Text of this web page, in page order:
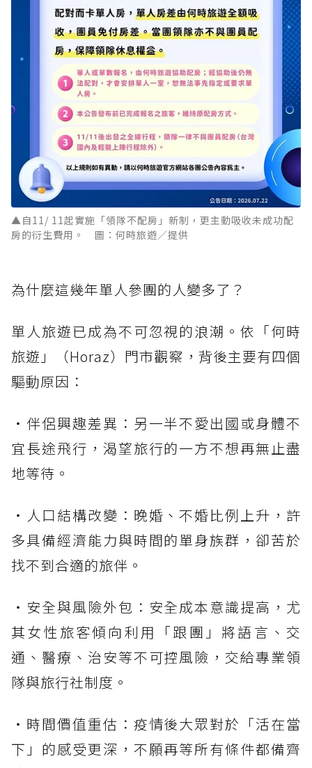
▲自11/ 11起實施「領隊不配房」新制，更主動吸收未成功配
房的衍生費用。 圖：何時旅遊／提供
為什麼這幾年單人參團的人變多了？
單人旅遊已成為不可忽視的浪潮。依「何時
旅遊」（Horaz）門市觀察，背後主要有四個
驅動原因：
・伴侶興趣差異：另一半不愛出國或身體不
宜長途飛行，渴望旅行的一方不想再無止盡
地等待。
・人口結構改變：晚婚、不婚比例上升，許
多具備經濟能力與時間的單身族群，卻苦於
找不到合適的旅伴。
・安全與風險外包：安全成本意識提高，尤
其女性旅客傾向利用「跟團」將語言、交
通、醫療、治安等不可控風險，交給專業領
隊與旅行社制度。
・時間價值重估：疫情後大眾對於「活在當
下」的感受更深，不願再等所有條件都備齊